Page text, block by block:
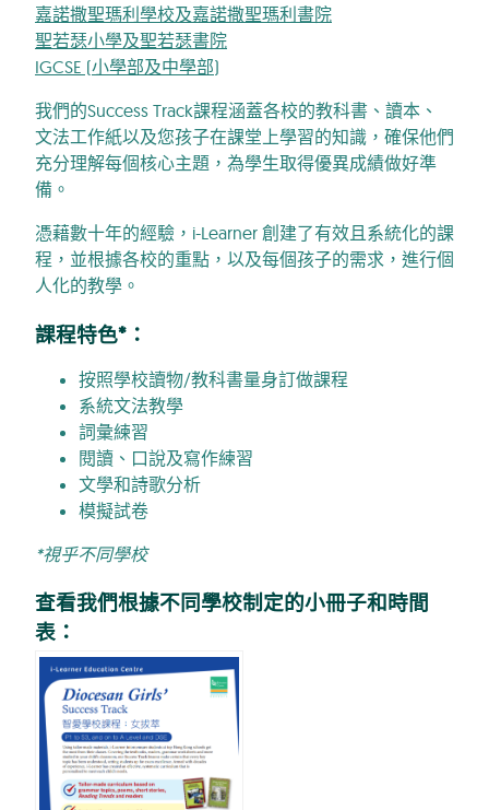
嘉諾撒聖瑪利學校及嘉諾撒聖瑪利書院
聖若瑟小學及聖若瑟書院
IGCSE (小學部及中學部)
我們的Success Track課程涵蓋各校的教科書、讀本、
文法工作紙以及您孩子在課堂上學習的知識，確保他們
充分理解每個核心主題，為學生取得優異成績做好準
備。
憑藉數十年的經驗，i-Learner 創建了有效且系統化的課
程，並根據各校的重點，以及每個孩子的需求，進行個
人化的教學。
課程特色*：
按照學校讀物/教科書量身訂做課程
系統文法教學
詞彙練習
閱讀、口說及寫作練習
文學和詩歌分析
模擬試卷
*視乎不同學校
查看我們根據不同學校制定的小冊子和時間
表：